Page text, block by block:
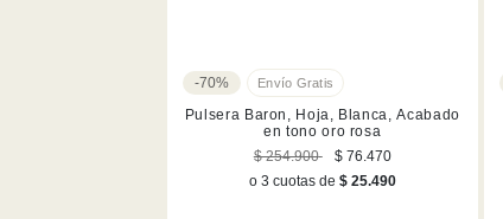
-70%
Pulsera Baron, Hoja, Blanca, Acabado
en tono oro rosa
$ 254.900
$ 76.470
o 3 cuotas de $ 25.490